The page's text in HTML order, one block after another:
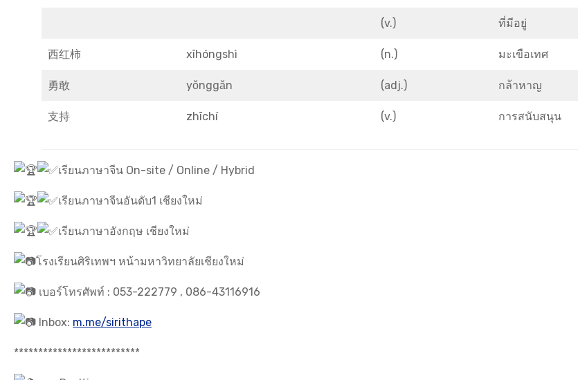
(v.) ที่มีอยู่
西红柿 xīhóngshì (n.) มะเขือเทศ
勇敢 yǒnggǎn (adj.) กล้าหาญ
支持 zhīchí (v.) การสนับสนุน
เรียนภาษาจีน On-site / Online / Hybrid
เรียนภาษาจีนอันดับ1 เชียงใหม่
เรียนภาษาอังกฤษ เชียงใหม่
โรงเรียนศิริเทพฯ หน้ามหาวิทยาลัยเชียงใหม่
เบอร์โทรศัพท์ : 053-222779 , 086-43116916
Inbox: m.me/sirithape
**************************